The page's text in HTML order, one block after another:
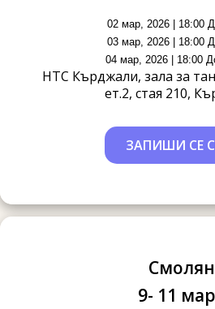
02 мар, 2026 | 18:00
03 мар, 2026 | 18:00
04 мар, 2026 | 18:00
НТС Кърджали, зала за
ет.2, стая 210,
ЗАПИШИ СЕ
Смолян
9- 11